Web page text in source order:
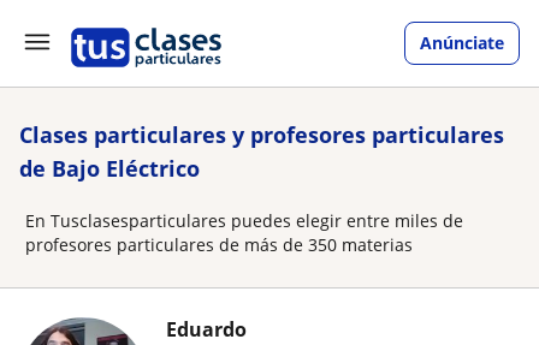
Anúnciate
Clases particulares y profesores particulares
de Bajo Eléctrico
En Tusclasesparticulares puedes elegir entre miles de
profesores particulares de más de 350 materias
Eduardo